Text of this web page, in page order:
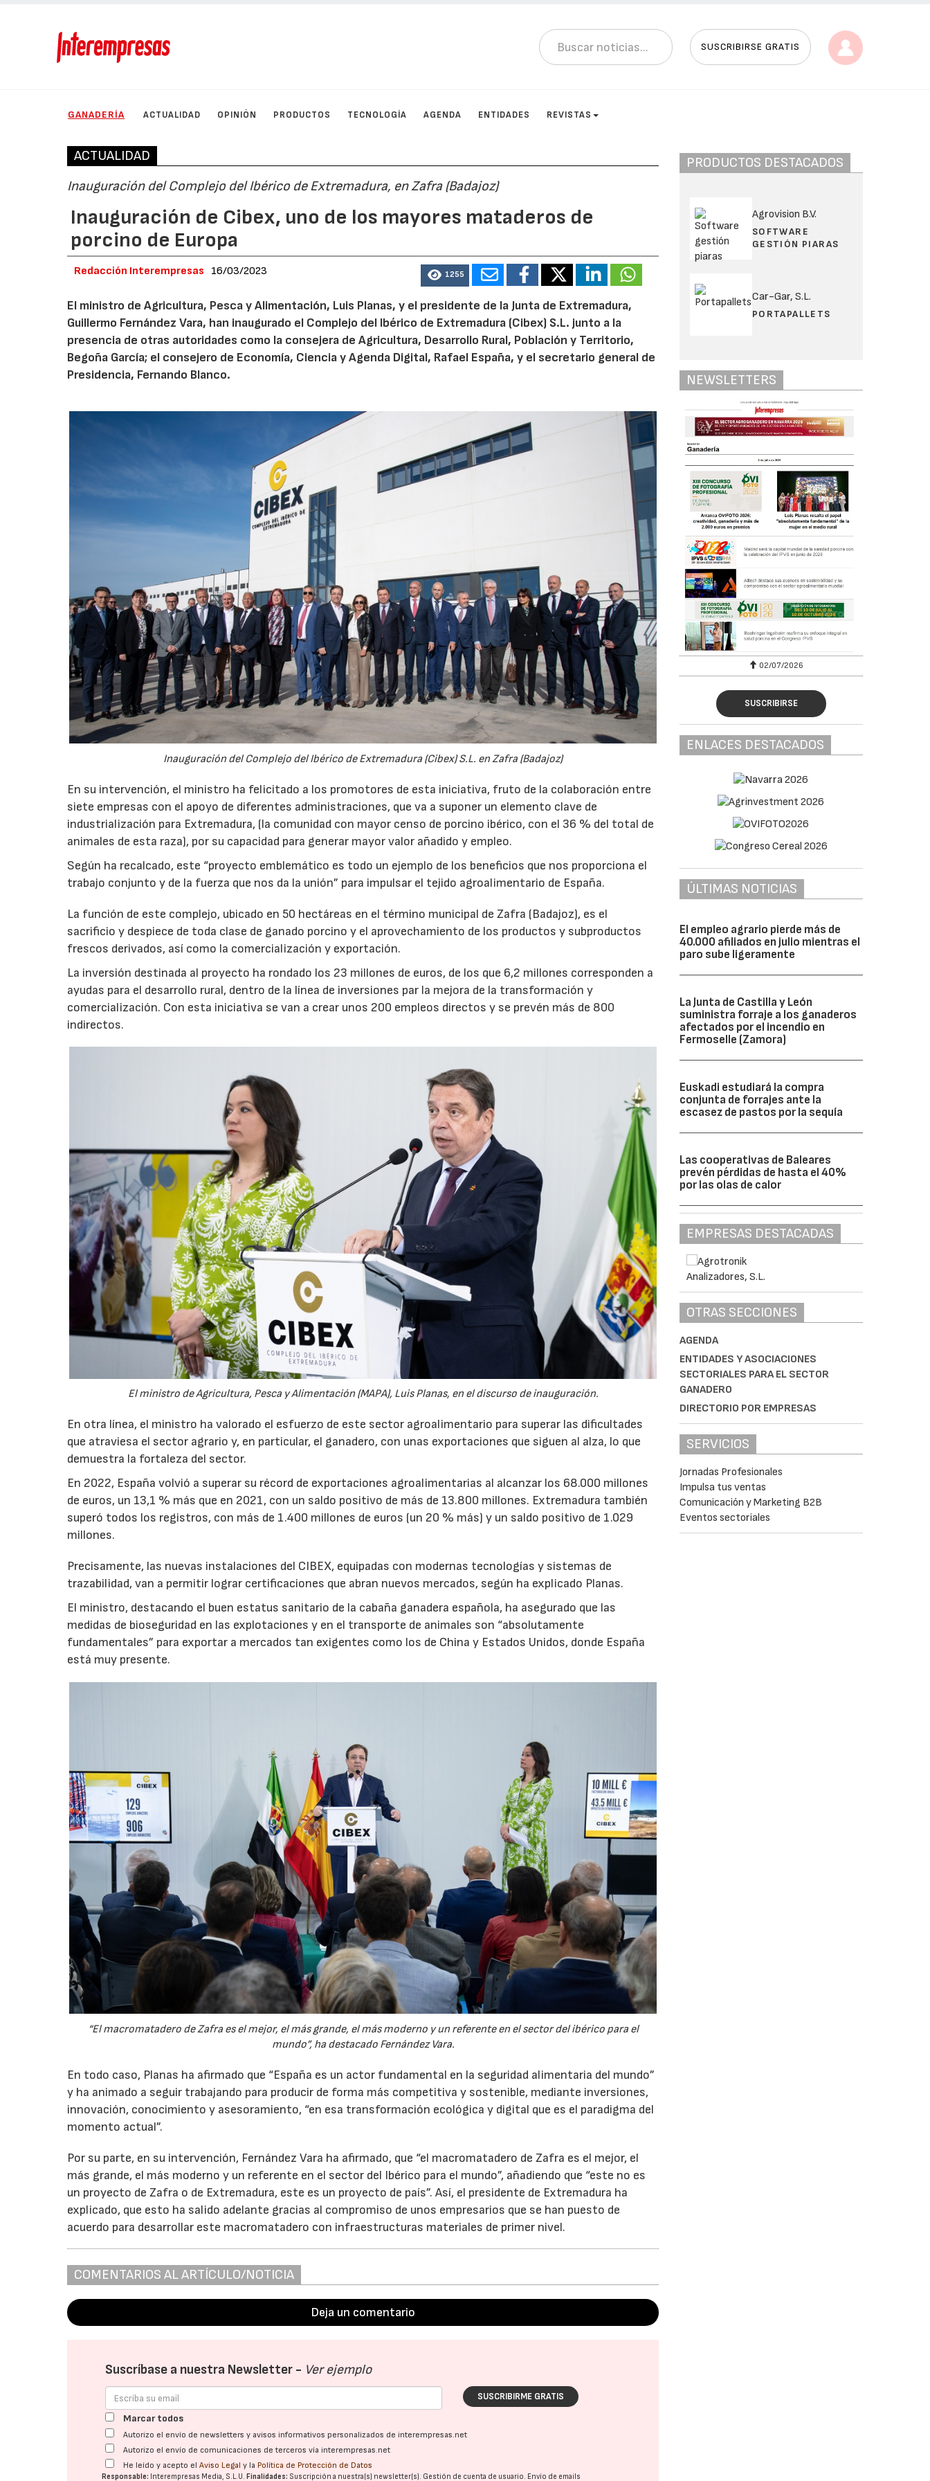
SUSCRIBIRSE GRATIS
GANADERÍA ACTUALIDAD OPINIÓN PRODUCTOS TECNOLOGÍA AGENDA ENTIDADES REVISTAS
ACTUALIDAD
Inauguración del Complejo del Ibérico de Extremadura, en Zafra (Badajoz)
Inauguración de Cibex, uno de los mayores mataderos de
porcino de Europa
Redacción Interempresas 16/03/2023 1255
El ministro de Agricultura, Pesca y Alimentación, Luis Planas, y el presidente de la Junta de Extremadura,
Guillermo Fernández Vara, han inaugurado el Complejo del Ibérico de Extremadura (Cibex) S.L. junto a la
presencia de otras autoridades como la consejera de Agricultura, Desarrollo Rural, Población y Territorio,
Begoña García; el consejero de Economía, Ciencia y Agenda Digital, Rafael España, y el secretario general de
Presidencia, Fernando Blanco.
Inauguración del Complejo del Ibérico de Extremadura (Cibex) S.L. en Zafra (Badajoz)
En su intervención, el ministro ha felicitado a los promotores de esta iniciativa, fruto de la colaboración entre
siete empresas con el apoyo de diferentes administraciones, que va a suponer un elemento clave de
industrialización para Extremadura, (la comunidad con mayor censo de porcino ibérico, con el 36 % del total de
animales de esta raza), por su capacidad para generar mayor valor añadido y empleo.
Según ha recalcado, este “proyecto emblemático es todo un ejemplo de los beneficios que nos proporciona el
trabajo conjunto y de la fuerza que nos da la unión” para impulsar el tejido agroalimentario de España.
La función de este complejo, ubicado en 50 hectáreas en el término municipal de Zafra (Badajoz), es el
sacrificio y despiece de toda clase de ganado porcino y el aprovechamiento de los productos y subproductos
frescos derivados, así como la comercialización y exportación.
La inversión destinada al proyecto ha rondado los 23 millones de euros, de los que 6,2 millones corresponden a
ayudas para el desarrollo rural, dentro de la línea de inversiones par la mejora de la transformación y
comercialización. Con esta iniciativa se van a crear unos 200 empleos directos y se prevén más de 800
indirectos.
El ministro de Agricultura, Pesca y Alimentación (MAPA), Luis Planas, en el discurso de inauguración.
En otra línea, el ministro ha valorado el esfuerzo de este sector agroalimentario para superar las dificultades
que atraviesa el sector agrario y, en particular, el ganadero, con unas exportaciones que siguen al alza, lo que
demuestra la fortaleza del sector.
En 2022, España volvió a superar su récord de exportaciones agroalimentarias al alcanzar los 68.000 millones
de euros, un 13,1 % más que en 2021, con un saldo positivo de más de 13.800 millones. Extremadura también
superó todos los registros, con más de 1.400 millones de euros (un 20 % más) y un saldo positivo de 1.029
millones.
Precisamente, las nuevas instalaciones del CIBEX, equipadas con modernas tecnologías y sistemas de
trazabilidad, van a permitir lograr certificaciones que abran nuevos mercados, según ha explicado Planas.
El ministro, destacando el buen estatus sanitario de la cabaña ganadera española, ha asegurado que las
medidas de bioseguridad en las explotaciones y en el transporte de animales son “absolutamente
fundamentales” para exportar a mercados tan exigentes como los de China y Estados Unidos, donde España
está muy presente.
“El macromatadero de Zafra es el mejor, el más grande, el más moderno y un referente en el sector del ibérico para el
mundo”, ha destacado Fernández Vara.
En todo caso, Planas ha afirmado que “España es un actor fundamental en la seguridad alimentaria del mundo”
y ha animado a seguir trabajando para producir de forma más competitiva y sostenible, mediante inversiones,
innovación, conocimiento y asesoramiento, “en esa transformación ecológica y digital que es el paradigma del
momento actual”.
Por su parte, en su intervención, Fernández Vara ha afirmado, que “el macromatadero de Zafra es el mejor, el
más grande, el más moderno y un referente en el sector del Ibérico para el mundo”, añadiendo que “este no es
un proyecto de Zafra o de Extremadura, este es un proyecto de país”. Así, el presidente de Extremadura ha
explicado, que esto ha salido adelante gracias al compromiso de unos empresarios que se han puesto de
acuerdo para desarrollar este macromatadero con infraestructuras materiales de primer nivel.
COMENTARIOS AL ARTÍCULO/NOTICIA
Deja un comentario
Suscríbase a nuestra Newsletter - Ver ejemplo
SUSCRIBIRME GRATIS
Marcar todos
Autorizo el envío de newsletters y avisos informativos personalizados de interempresas.net
Autorizo el envío de comunicaciones de terceros vía interempresas.net
He leído y acepto elAviso Legal y la Política de Protección de Datos
Responsable: Interempresas Media, S.L.U. Finalidades: Suscripción a nuestra(s) newsletter(s). Gestión de cuenta de usuario. Envío de emails
PRODUCTOS DESTACADOS
Agrovision B.V.
SOFTWARE
GESTIÓN PIARAS
Car-Gar, S.L.
PORTAPALLETS
NEWSLETTERS
02/07/2026 16/07/2026 02/07/2026
SUSCRIBIRSE
ENLACES DESTACADOS
ÚLTIMAS NOTICIAS
El empleo agrario pierde más de
40.000 afiliados en julio mientras el
paro sube ligeramente
La Junta de Castilla y León
suministra forraje a los ganaderos
afectados por el incendio en
Fermoselle (Zamora)
Euskadi estudiará la compra
conjunta de forrajes ante la
escasez de pastos por la sequía
Las cooperativas de Baleares
prevén pérdidas de hasta el 40%
por las olas de calor
EMPRESAS DESTACADAS
OTRAS SECCIONES
AGENDA
ENTIDADES Y ASOCIACIONES
SECTORIALES PARA EL SECTOR
GANADERO
DIRECTORIO POR EMPRESAS
SERVICIOS
Jornadas Profesionales
Impulsa tus ventas
Comunicación y Marketing B2B
Eventos sectoriales